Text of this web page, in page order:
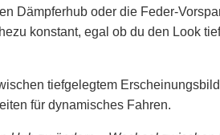
Dämpferhub oder die Feder-
konstant, egal ob du den Look
tiefgelegtem
für dynamisches Fahren.